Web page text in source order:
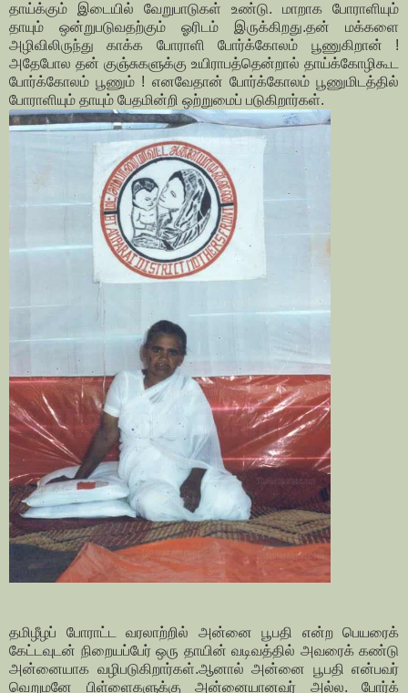
தாய்க்கும் இடையில் வேறுபாடுகள் உண்டு. மாறாக போராளியும்
தாயும் ஒன்றுபடுவதற்கும் ஓரிடம் இருக்கிறது.தன் மக்களை
அழிவிலிருந்து காக்க போராளி போர்க்கோலம் பூணுகிறான் !
அதேபோல தன் குஞ்சுகளுக்கு உயிராபத்தென்றால் தாய்க்கோழிகூட
போர்க்கோலம் பூணும் ! எனவேதான் போர்க்கோலம் பூணுமிடத்தில்
போராளியும் தாயும் பேதமின்றி ஒற்றுமைப் படுகிறார்கள்.
தமிழீழப் போராட்ட வரலாற்றில் அன்னை பூபதி என்ற பெயரைக்
கேட்டவுடன் நிறையப்பேர் ஒரு தாயின் வடிவத்தில் அவரைக் கண்டு
அன்னையாக வழிபடுகிறார்கள்.ஆனால் அன்னை பூபதி என்பவர்
வெறுமனே பிள்ளைகளுக்கு அன்னையானவர் அல்ல. போர்க்